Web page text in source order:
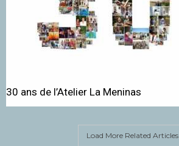
30 ans de l’Atelier La Meninas
Load More Related Articles